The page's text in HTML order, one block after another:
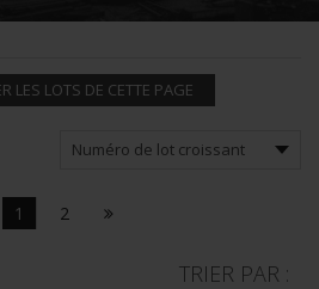
LES LOTS DE CETTE PAGE
1 2
TRIER PAR :